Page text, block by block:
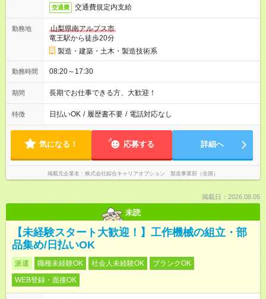
交通費 交通費規定内支給
勤務地
山梨県南アルプス市
竜王駅から徒歩20分
製造・建築・土木・製造技術系
勤務時間 08:20～17:30
期間 長期でお仕事できる方、大歓迎！
特徴 日払いOK / 履歴書不要 / 電話対応なし
気になる！ 応募する 詳細へ
掲載元企業名 株式会社綜合キャリアオプション 製造事業部（全国）
掲載日：2026.08.05
未読
【未経験スタート大歓迎！】工作機械の組立・部
品集め/日払いOK
派遣 職種未経験OK 社会人未経験OK
ブランクOK
WEB登録・面接OK